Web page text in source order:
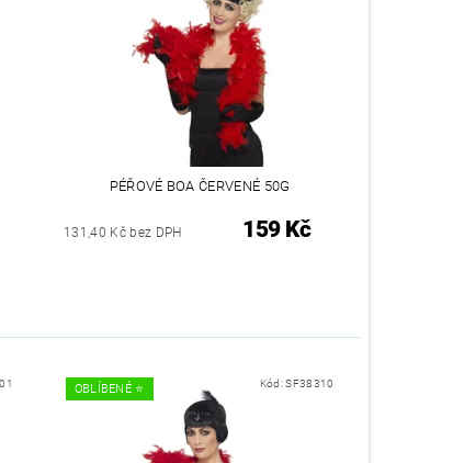
PÉŘOVÉ BOA ČERVENÉ 50G
131,40 Kč bez DPH 159 Kč
OBLÍBENÉ ⭐️ Kód:SF38310